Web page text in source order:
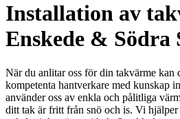
Installation av
Enskede & Södra
När du anlitar oss för din takvärme kan
kompetenta hantverkare med kunskap
använder oss av enkla och pålitliga
ditt tak är fritt från snö och is. Vi